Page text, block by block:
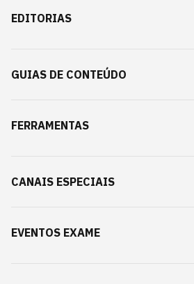
EDITORIAS
GUIAS DE CONTEÚDO
FERRAMENTAS
CANAIS ESPECIAIS
EVENTOS EXAME